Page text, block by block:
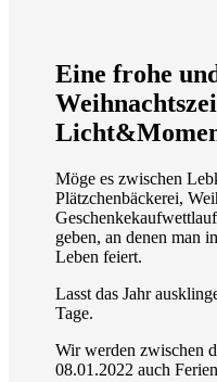
Eine frohe
Möge es zwischen
Plätzchenbäckerei,
geben, an denen man
Leben feiert.
Lasst das Jahr
Tage.
Wir werden zwischen
08.01.2022 auch